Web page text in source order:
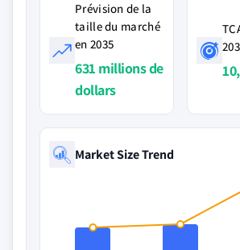
Prévision de la
taille du marché
en 2035
631 millions de
dollars
Market Size Trend